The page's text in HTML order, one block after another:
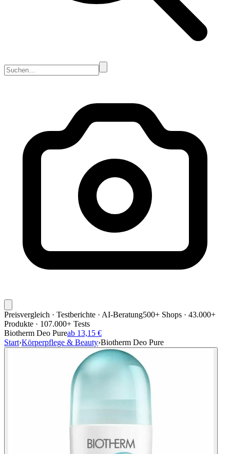
Preisvergleich · Testberichte · AI-Beratung500+ Shops · 43.000+
Produkte · 107.000+ Tests
Biotherm Deo Pureab 13,15 €
Start›Körperpflege & Beauty›Biotherm Deo Pure